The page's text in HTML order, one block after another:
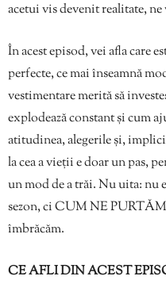
acetui vis devenit realitate, ne
În acest episod, vei afla care
perfecte, ce mai înseamnă
vestimentare merită să
explodează constant și cum
atitudinea, alegerile și,
la cea a vieții e doar un pas,
un mod de a trăi. Nu uita:
sezon, ci CUM NE
îmbrăcăm.
CE AFLI DIN ACEST